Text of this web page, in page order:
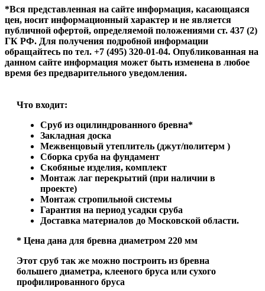
*Вся представленная на сайте информация, касающаяся
цен, носит информационный характер и не является
публичной офертой, определяемой положениями ст. 437 (2)
ГК РФ. Для получения подробной информации
обращайтесь по тел. +7 (495) 320-01-04. Опубликованная на
данном сайте информация может быть изменена в любое
время без предварительного уведомления.
Что входит:
Сруб из оцилиндрованного бревна*
Закладная доска
Межвенцовый утеплитель (джут/политерм )
Сборка сруба на фундамент
Скобяные изделия, комплект
Монтаж лаг перекрытий (при наличии в
проекте)
Монтаж стропильной системы
Гарантия на период усадки сруба
Доставка материалов до Московской области.
* Цена дана для бревна диаметром 220 мм
Этот сруб так же можно построить из бревна
большего диаметра, клееного бруса или сухого
профилированного бруса